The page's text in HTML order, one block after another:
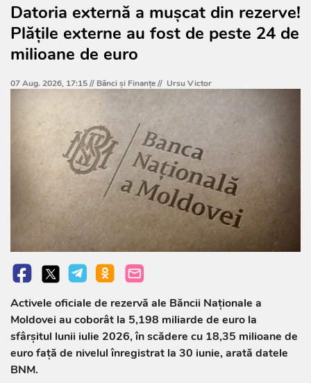
Datoria externă a mușcat din rezerve!
Plățile externe au fost de peste 24 de
milioane de euro
07 Aug. 2026, 17:15 // Bănci şi Finanţe// Ursu Victor
Activele oficiale de rezervă ale Băncii Naționale a
Moldovei au coborât la 5,198 miliarde de euro la
sfârșitul lunii iulie 2026, în scădere cu 18,35 milioane de
euro față de nivelul înregistrat la 30 iunie, arată datele
BNM.